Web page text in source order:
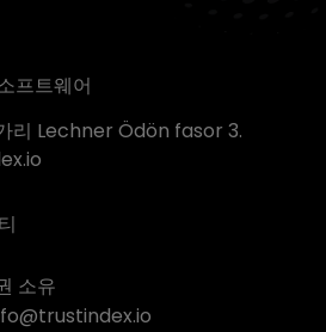
프트웨어
리 Lechner Ödön fasor 3.
소유